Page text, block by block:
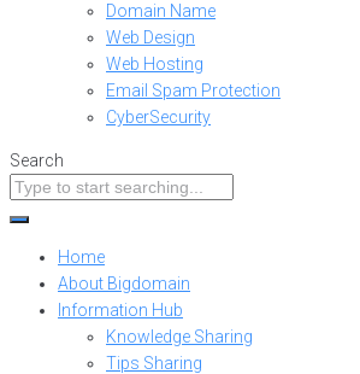
Domain Name
Web Design
Web Hosting
Email Spam Protection
CyberSecurity
Search
Home
About Bigdomain
Information Hub
Knowledge Sharing
Tips Sharing